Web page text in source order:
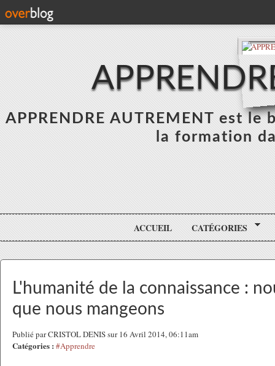
APPRENDRE AUTREMENT est
la formation
ACCUEIL CATÉGORIES
L'humanité de la connaissance :
que nous mangeons
Publié par CRISTOL DENIS sur 16 Avril 2014, 06:11am
Catégories : #Apprendre